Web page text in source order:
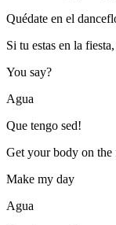
Quédate en el
Si tu estas en la
You say?
Agua
Que tengo sed!
Get your body on
Make my day
Agua